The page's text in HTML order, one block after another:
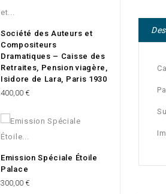
Société des Auteurs et
Compositeurs
Dramatiques – Caisse des
Retraites, Pension viagère,
Isidore de Lara, Paris 1930
Prix
400,00 €
Emission Spéciale Étoile
Palace
Prix
300,00 €